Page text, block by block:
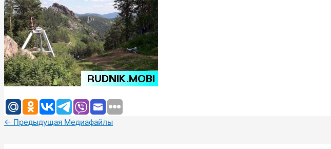
← Предыдущая Медиафайлы